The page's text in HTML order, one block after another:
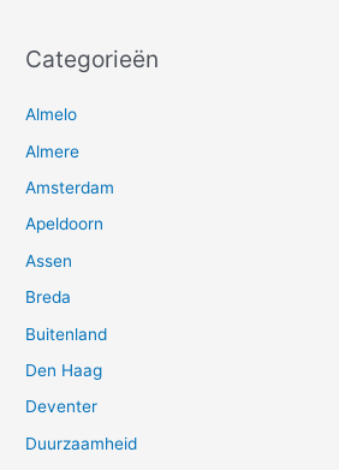
Categorieën
Almelo
Almere
Amsterdam
Apeldoorn
Assen
Breda
Buitenland
Den Haag
Deventer
Duurzaamheid